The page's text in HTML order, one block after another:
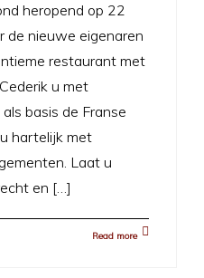
heropend op 22
de nieuwe eigenaren
restaurant met
u met
basis de Franse
hartelijk met
Laat u
en […]
Read more